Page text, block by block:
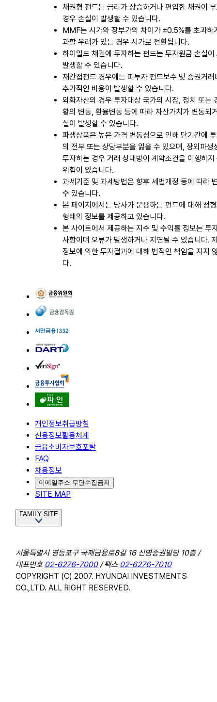
채권형 펀드는 금리가 상승하거나 편입한 채권이
경우 손실이 발생할 수 있습니다.
MMF는 시가와 장부가의 차이가 ±0.5%를 초과하
과할 우려가 있는 경우 시가로 전환됩니다.
하이일드 채권에 투자하는 펀드는 투자원금 손실이
발생할 수 있습니다.
재간접펀드 경우에는 피투자 펀드보수 및 증권거래
추가적인 비용이 발생할 수 있습니다.
외화자산의 경우 투자대상 국가의 시장, 정치 또는
황의 변동, 환율변동 등에 따라 자산가치가 변동되
실이 발생할 수 있습니다.
파생상품은 높은 가격 변동성으로 인해 단기간에
의 전부 또는 상당부분을 잃을 수 있으며, 장외파생
투자하는 경우 거래 상대방이 계약조건을 이행하지
위험이 있습니다.
과세기준 및 과세방법은 향후 세법개정 등에 따라
수 있습니다.
본 페이지에서는 당사가 운용하는 펀드에 대해 정
형태의 정보를 제공하고 있습니다.
본 사이트에서 제공하는 지수 및 수익률 정보는 투
사항이며 오류가 발생하거나 지연될 수 있습니다.
정보에 의한 투자결과에 대해 법적인 책임을 지지
다.
개인정보취급방침
신용정보활용체계
금융소비자보호포탈
FAQ
채용정보
이메일주소 무단수집금지
SITE MAP
FAMILY SITE
서울특별시 영등포구 국제금융로8길 16 신영증권빌딩 10층 /
대표번호 02-6276-7000/ 팩스 02-6276-7010
COPYRIGHT (C) 2007. HYUNDAI INVESTMENTS
CO.,LTD. ALL RIGHT RESERVED.